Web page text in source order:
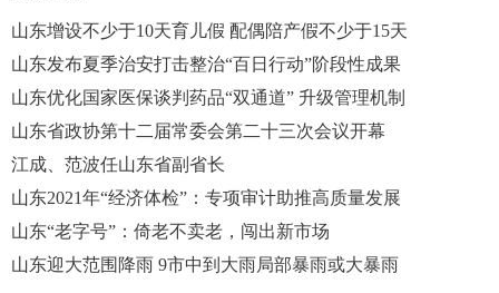
山东增设不少于10天育儿假 配偶陪产假不少于15天
山东发布夏季治安打击整治“百日行动”阶段性成果
山东优化国家医保谈判药品“双通道” 升级管理机制
山东省政协第十二届常委会第二十三次会议开幕
江成、范波任山东省副省长
山东2021年“经济体检”：专项审计助推高质量发展
山东“老字号”：倚老不卖老，闯出新市场
山东迎大范围降雨 9市中到大雨局部暴雨或大暴雨